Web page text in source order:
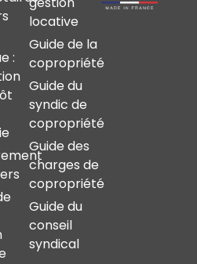
:
locative
Guide de la
copropriété
Guide du
syndic de
copropriété
Guide des
charges de
copropriété
Guide du
conseil
syndical